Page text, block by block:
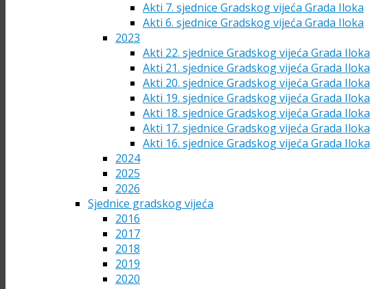
Akti 7. sjednice Gradskog vijeća Grada Iloka
Akti 6. sjednice Gradskog vijeća Grada Iloka
2023
Akti 22. sjednice Gradskog vijeća Grada Iloka
Akti 21. sjednice Gradskog vijeća Grada Iloka
Akti 20. sjednice Gradskog vijeća Grada Iloka
Akti 19. sjednice Gradskog vijeća Grada Iloka
Akti 18. sjednice Gradskog vijeća Grada Iloka
Akti 17. sjednice Gradskog vijeća Grada Iloka
Akti 16. sjednice Gradskog vijeća Grada Iloka
2024
2025
2026
Sjednice gradskog vijeća
2016
2017
2018
2019
2020